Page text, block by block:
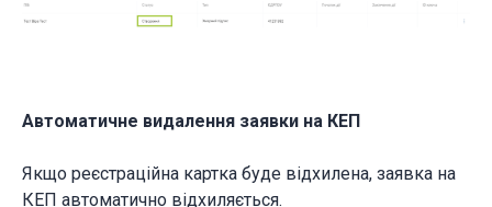
Автоматичне видалення заявки на КЕП
Якщо реєстраційна картка буде відхилена, заявка на
КЕП автоматично відхиляється.